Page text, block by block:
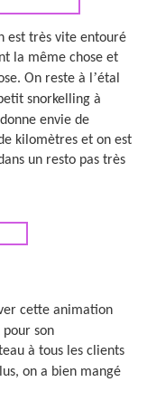
est très vite entouré
la même chose et
On reste à l ’étal
snorkelling à
envie de
kilomètres et on est
un resto pas très
cette animation
son
à tous les clients
on a bien mangé